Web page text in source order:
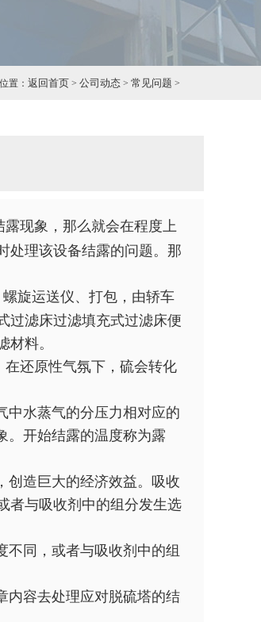
置： 返回首页 > 公司动态 > 常见问题 >
现象，那么就会在程度上
处理该设备结露的问题。那
旋运送仪、打包，由轿车
过滤床过滤填充式过滤床便
料。
还原性气氛下，硫会转化
中水蒸气的分压力相对应的
。开始结露的温度称为露
创造巨大的经济效益。吸收
者与吸收剂中的组分发生选
同，或者与吸收剂中的组
内容去处理应对脱硫塔的结